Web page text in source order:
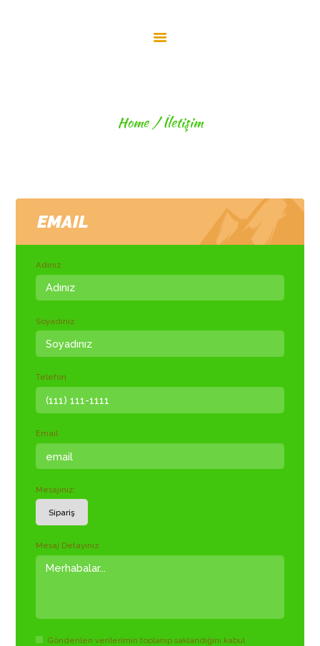
Home İletişim
HAKKIMIZDA
EMAIL
Adınız
Soyadınız
Telefon
Email
Mesajınız:
Mesaj Detayınız
Gönderilen verilerimin toplanıp saklandığını kabul